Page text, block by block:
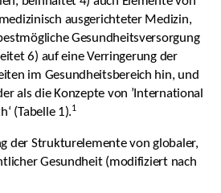
ausgerichteter Medizin,
Gesundheitsversorgung
6) auf eine Verringerung der
im Gesundheitsbereich hin, und
als die Konzepte von ’International
(Tabelle 1).1
der Strukturelemente von globaler,
Gesundheit (modifiziert nach